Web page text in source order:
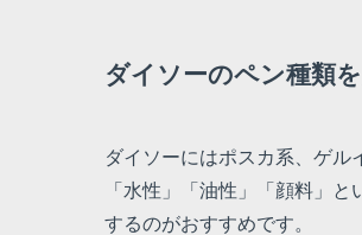
ダイソーのペン種類
ダイソーにはポスカ系、ゲ
「水性」「油性」「顔料」
するのがおすすめです。